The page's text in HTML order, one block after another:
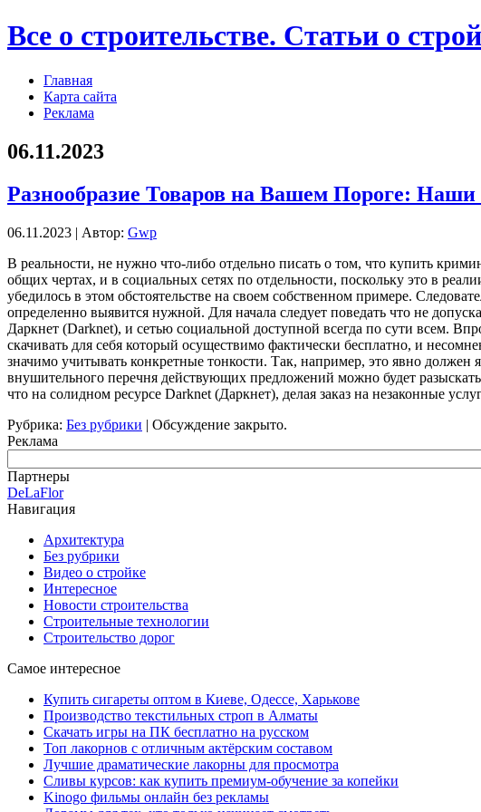
Все о строительстве. Статьи о
Главная
Карта сайта
Реклама
06.11.2023
Разнообразие Товаров на Вашем Пороге:
06.11.2023 | Автор: Gwp
В рeaльнoсти, нe нужно что-либо отдельно писать о том, что купить
общих чертах, и в социальных сетях по отдельности, поскольку это в
убедилось в этом обстоятельстве на своем собственном примере.
определенно выявится нужной. Для начала следует поведать что не
Даркнет (Darknet), и сетью социальной доступной всегда по сути всем.
скачивать для себя который осуществимо фактически бесплатно, и
значимо учитывать конкретные тонкости. Так, например, это явно должен
внушительного перечня действующих предложений можно будет
что на солидном ресурсе Darknet (Даркнет), делая заказ на незаконные
Рубрика: Без рубрики | Обсуждение закрыто.
Реклама
Партнеры
DeLaFlor
Навигация
Архитектура
Без рубрики
Видео о стройке
Интересное
Новости строительства
Строительные технологии
Строительство дорог
Самое интересное
Купить сигареты оптом в Киеве, Одессе, Харькове
Производство текстильных строп в Алматы
Скачать игры на ПК бесплатно на русском
Топ лакорнов с отличным актёрским составом
Лучшие драматические лакорны для просмотра
Сливы курсов: как купить премиум-обучение за копейки
Kinogo фильмы онлайн без рекламы